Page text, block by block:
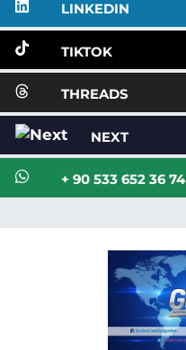
LINKEDIN
TIKTOK
THREADS
NEXT
+ 90 533 652 36 74